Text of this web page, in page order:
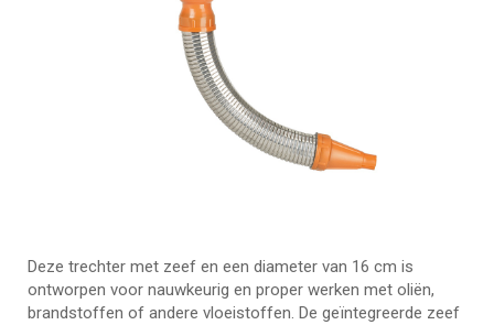
Deze trechter met zeef en een diameter van 16 cm is
ontworpen voor nauwkeurig en proper werken met oliën,
brandstoffen of andere vloeistoffen. De geïntegreerde zeef